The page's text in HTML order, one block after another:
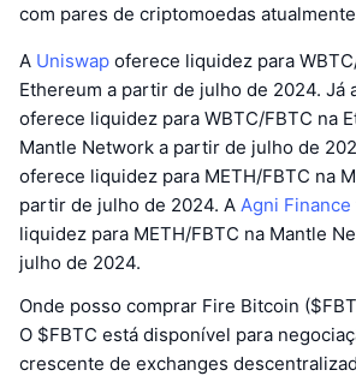
com pares de criptomoedas
A Uniswap oferece liquidez para
Ethereum a partir de julho de 2024. Já
oferece liquidez para WBTC/FBTC na
Mantle Network a partir de julho de
oferece liquidez para METH/FBTC na
partir de julho de 2024. A Agni Finance
liquidez para METH/FBTC na Mantle
julho de 2024.
Onde posso comprar Fire Bitcoin
O $FBTC está disponível para
crescente de exchanges